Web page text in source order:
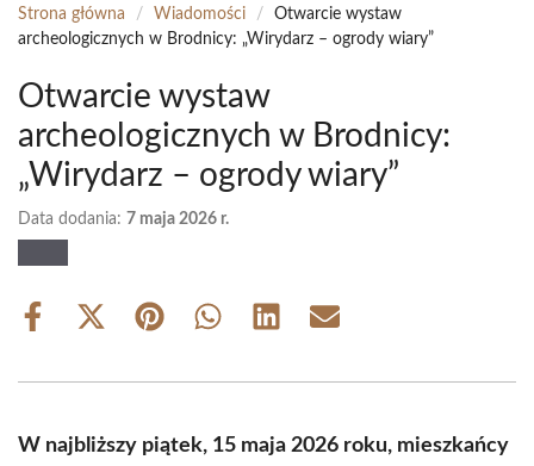
Strona główna / Wiadomości /
Otwarcie wystaw
archeologicznych w Brodnicy: „Wirydarz – ogrody wiary”
Otwarcie wystaw
archeologicznych w Brodnicy:
„Wirydarz – ogrody wiary”
Data dodania: 7 maja 2026 r.
Share
Share
(Twitter)
Share Share Share Share
W najbliższy piątek, 15 maja 2026 roku, mieszkańcy